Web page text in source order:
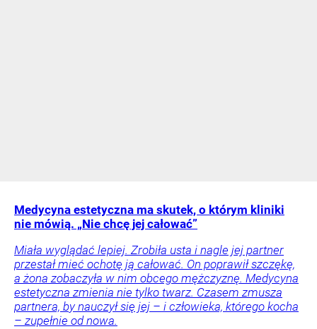
Medycyna estetyczna ma skutek, o którym kliniki
nie mówią. „Nie chcę jej całować”
Miała wyglądać lepiej. Zrobiła usta i nagle jej partner
przestał mieć ochotę ją całować. On poprawił szczękę,
a żona zobaczyła w nim obcego mężczyznę. Medycyna
estetyczna zmienia nie tylko twarz. Czasem zmusza
partnera, by nauczył się jej – i człowieka, którego kocha
– zupełnie od nowa.